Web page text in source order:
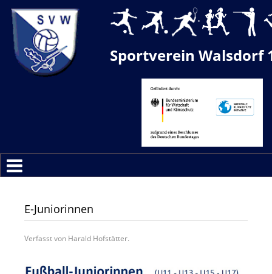
Sportverein Walsdorf
E-Juniorinnen
Verfasst von Harald Hofstätter.